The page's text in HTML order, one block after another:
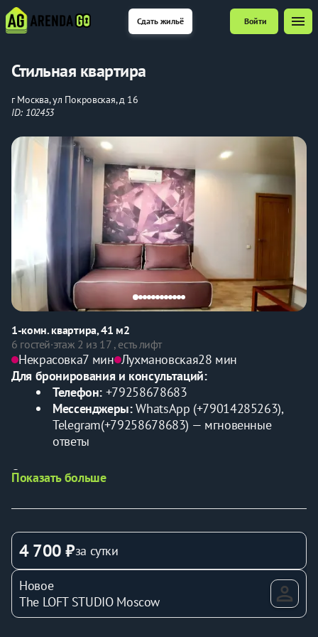
Сдать жильё Войти menu
Стильная квартира
г Москва, ул Покровская, д 16
ID: 102453
1-комн. квартира, 41 м2
6 гостей·этаж 2 из 17 , есть лифт
Некрасовка7 мин Лухмановская28 мин
Для бронирования и консультаций:
Телефон: +79258678683
Мессенджеры: WhatsApp (+79014285263),
Telegram(+79258678683) — мгновенные
ответы
О квартире:
атмосфера домашнего тепла 🌆
🛏
Размещение: до 6 гостей
Преимущества расположения:
Близость к метро Некрасовка (3-5 минут
пешком)
Показать больше
4 700 ₽за сутки
Новое
The LOFT STUDIO Moscow